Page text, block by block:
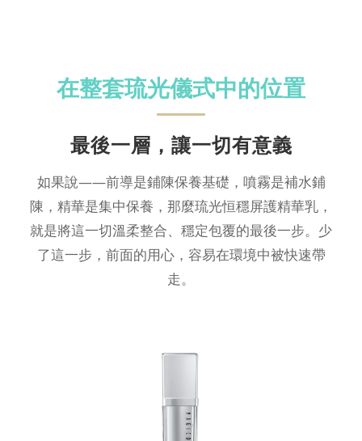
在整套琉光儀式中的位置
最後一層，讓一切有意義
如果說——前導是鋪陳保養基礎，噴霧是補水鋪
陳，精華是集中保養，那麼琉光恒穩屏護精華乳，
就是將這一切溫柔整合、穩定包覆的最後一步。少
了這一步，前面的用心，容易在環境中被快速帶
走。